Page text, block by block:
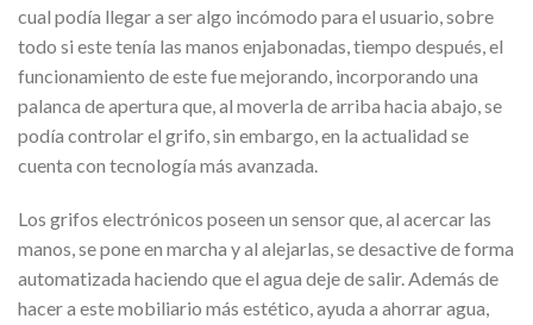
cual podía llegar a ser algo incómodo para el usuario, sobre
todo si este tenía las manos enjabonadas, tiempo después, el
funcionamiento de este fue mejorando, incorporando una
palanca de apertura que, al moverla de arriba hacia abajo, se
podía controlar el grifo, sin embargo, en la actualidad se
cuenta con tecnología más avanzada.
Los grifos electrónicos poseen un sensor que, al acercar las
manos, se pone en marcha y al alejarlas, se desactive de forma
automatizada haciendo que el agua deje de salir. Además de
hacer a este mobiliario más estético, ayuda a ahorrar agua,